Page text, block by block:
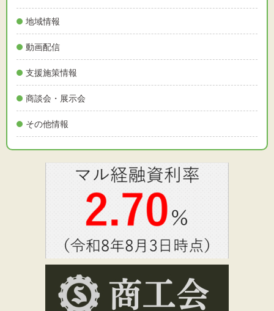
地域情報
動画配信
支援施策情報
商談会・展示会
その他情報